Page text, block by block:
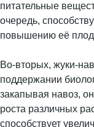
питательные
очередь,
повышению её
Во-вторых, жуки-
поддержании
закапывая навоз,
роста различных
способствует